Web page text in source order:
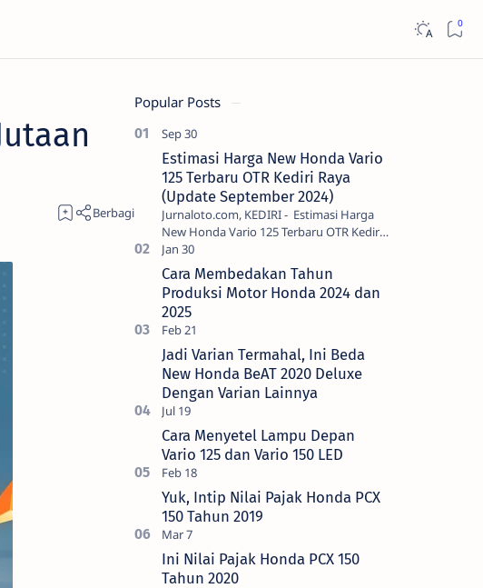
Popular Posts
Estimasi Harga New Honda Vario
125 Terbaru OTR Kediri Raya
(Update September 2024)
Jurnaloto.com, KEDIRI - Estimasi Harga
New Honda Vario 125 Terbaru OTR Kediri
Raya (Update September 2024) Brosis
sekalian, PT Astra Honda Motor (AH…
Cara Membedakan Tahun
Produksi Motor Honda 2024 dan
2025
Jadi Varian Termahal, Ini Beda
New Honda BeAT 2020 Deluxe
Dengan Varian Lainnya
Cara Menyetel Lampu Depan
Vario 125 dan Vario 150 LED
Yuk, Intip Nilai Pajak Honda PCX
150 Tahun 2019
Ini Nilai Pajak Honda PCX 150
Tahun 2020